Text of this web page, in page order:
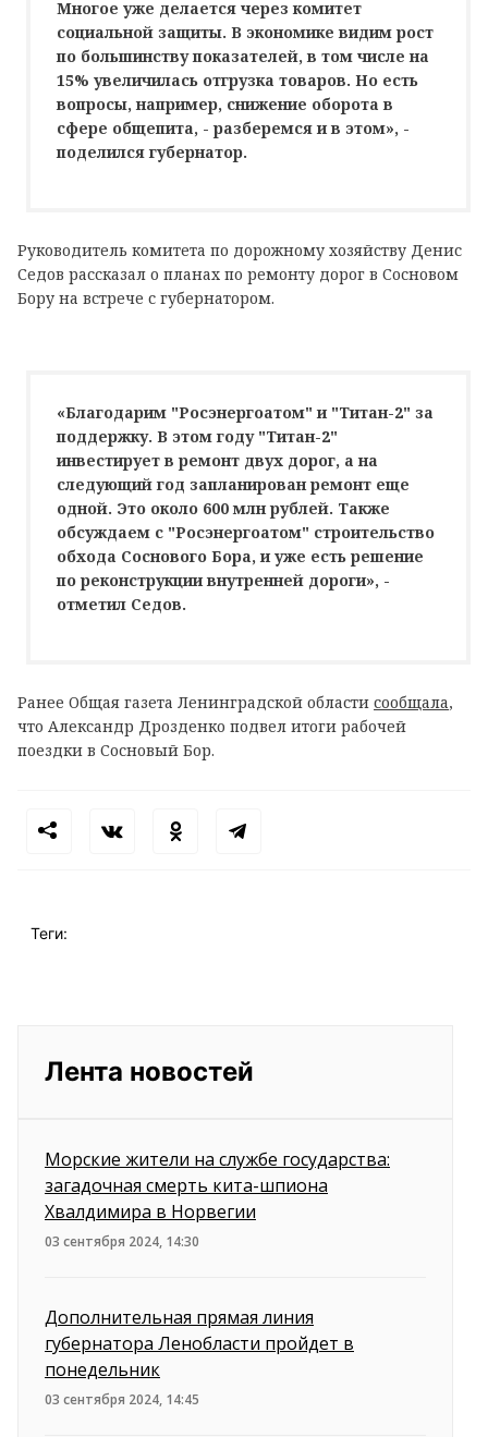
Многое уже делается через комитет
социальной защиты. В экономике видим рост
по большинству показателей, в том числе на
15% увеличилась отгрузка товаров. Но есть
вопросы, например, снижение оборота в
сфере общепита, - разберемся и в этом», -
поделился губернатор.
Руководитель комитета по дорожному хозяйству Денис
Седов рассказал о планах по ремонту дорог в Сосновом
Бору на встрече с губернатором.
«Благодарим "Росэнергоатом" и "Титан-2" за
поддержку. В этом году "Титан-2"
инвестирует в ремонт двух дорог, а на
следующий год запланирован ремонт еще
одной. Это около 600 млн рублей. Также
обсуждаем с "Росэнергоатом" строительство
обхода Соснового Бора, и уже есть решение
по реконструкции внутренней дороги», -
отметил Седов.
Ранее Общая газета Ленинградской области сообщала,
что Александр Дрозденко подвел итоги рабочей
поездки в Сосновый Бор.
Теги:
Лента новостей
Морские жители на службе государства:
загадочная смерть кита-шпиона
Хвалдимира в Норвегии
03 сентября 2024, 14:30
Дополнительная прямая линия
губернатора Ленобласти пройдет в
понедельник
03 сентября 2024, 14:45